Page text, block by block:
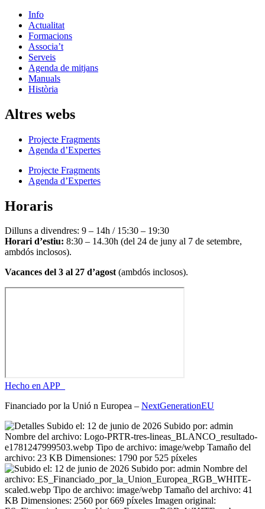
Info
Actualitat
Formacions
Associa’t
Serveis
Agenda de mitjans
Manuals
Història
Altres webs
Projecte Fragments
Agenda d’Expertes
Projecte Fragments
Agenda d’Expertes
Horaris
Dilluns a divendres: 9 – 14h / 15:30 – 19:30
Horari d’estiu: 8:30 – 14.30h (del 24 de juny al 7 de setembre,
ambdós inclosos).
Vacances del 3 al 27 d’agost(ambdós inclosos).
Hecho en APP_
Financiado por la Unió n Europea – NextGenerationEU